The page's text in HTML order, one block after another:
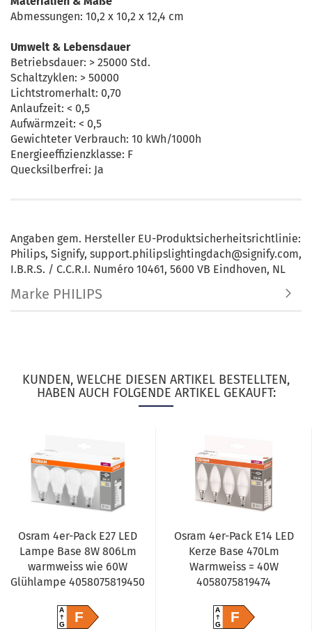
Abmessungen: 10,2 x 10,2 x 12,4 cm
Umwelt & Lebensdauer
Betriebsdauer: > 25000 Std.
Schaltzyklen: > 50000
Lichtstromerhalt: 0,70
Anlaufzeit: < 0,5
Aufwärmzeit: < 0,5
Gewichteter Verbrauch: 10 kWh/1000h
Energieeffizienzklasse: F
Quecksilberfrei: Ja
Angaben gem. Hersteller EU-Produktsicherheitsrichtlinie:
Philips, Signify, support.philipslightingdach@signify.com,
I.B.R.S. / C.C.R.I. Numéro 10461, 5600 VB Eindhoven, NL
Marke PHILIPS
KUNDEN, WELCHE DIESEN ARTIKEL BESTELLTEN,
HABEN AUCH FOLGENDE ARTIKEL GEKAUFT:
Osram 4er-Pack E27 LED
Lampe Base 8W 806Lm
warmweiss wie 60W
Glühlampe 4058075819450
A
GF
Osram 4er-Pack E14 LED
Kerze Base 470Lm
Warmweiss = 40W
4058075819474
A
GF